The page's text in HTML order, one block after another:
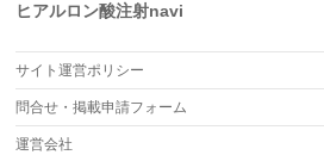
ヒアルロン酸注射navi
サイト運営ポリシー
問合せ・掲載申請フォーム
運営会社